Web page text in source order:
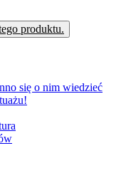
produktu.
się o nim wiedzieć